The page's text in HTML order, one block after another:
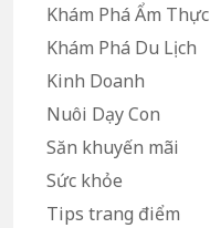
Khám Phá Ẩm Thực
Khám Phá Du Lịch
Kinh Doanh
Nuôi Dạy Con
Săn khuyến mãi
Sức khỏe
Tips trang điểm